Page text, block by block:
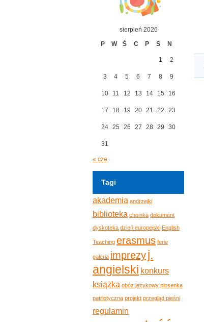
sierpień 2026
P
W Ś C P S N
1 2
3 4 5 6 7 8 9
10 11 12 13 14 15 16
17 18 19 20 21 22 23
24 25 26 27 28 29 30
31
« cze
Tagi
akademia andrzejki
biblioteka choinka dokument
dyskoteka dzień europejski English
Teaching erasmus ferie
galeria imprezyj.
angielski konkurs
książka obóz językowy piosenka
patriotyczna projekt przegląd pieśni
regulamin